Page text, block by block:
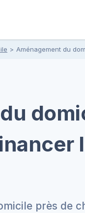
> Aménagement du
près de